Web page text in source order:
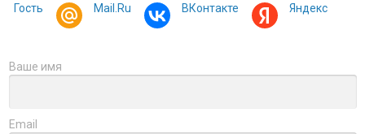
Гость Mail.Ru ВКонтакте Яндекс
Ваше имя
Email